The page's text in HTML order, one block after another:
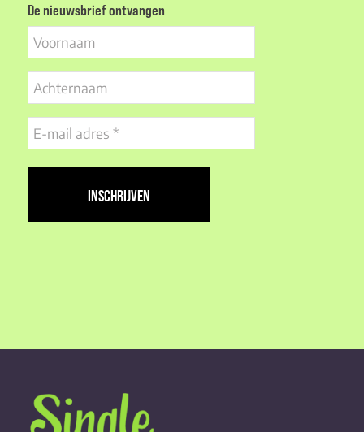
De nieuwsbrief ontvangen
Voornaam
Achternaam
E-
mail
adres